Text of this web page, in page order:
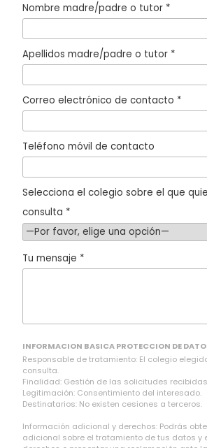
Nombre madre/padre o tutor *
Apellidos madre/padre o tutor *
Correo electrónico de contacto *
Teléfono móvil de contacto
Selecciona el colegio sobre el que
consulta *
Tu mensaje *
INFORMACION BASICA PROTECCION DE
Responsable de tratamiento: El colegio
consulta.
Finalidad: Gestión de las solicitudes
Legitimación: Consentimiento del interesado.
Destinatarios: No existen cesiones a terceros.
Información adicional y derechos: Podrás
adicional sobre el tratamiento de tus datos y